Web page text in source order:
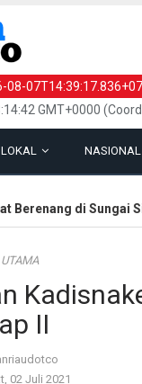
08-
GMT+0000
LOKAL NASIONAL
di Sungai
II
02 Juli 2021